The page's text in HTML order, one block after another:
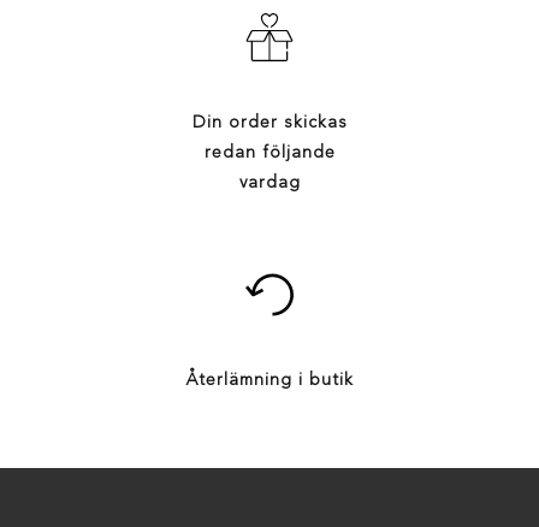
Din order skickas
redan följande
vardag
Återlämning i butik